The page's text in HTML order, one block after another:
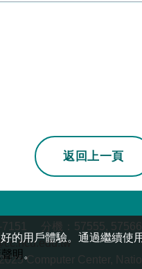
返回上一頁
7151 分機：57555, 57566
Computer Center,
的用戶體驗。通過繼續使
明 。